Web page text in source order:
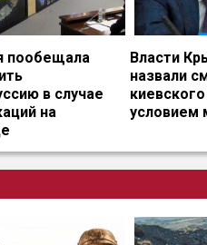
пообещала
в случае
на
Власти
назвали
условием